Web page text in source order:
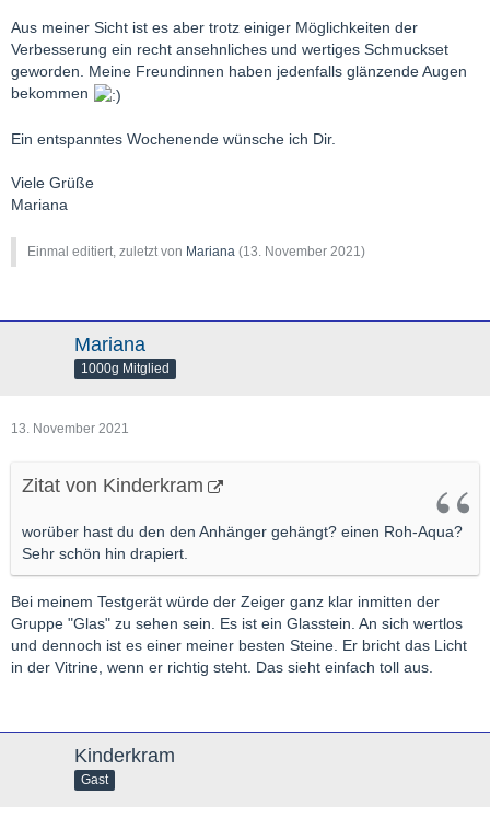
Aus meiner Sicht ist es aber trotz einiger Möglichkeiten der
Verbesserung ein recht ansehnliches und wertiges Schmuckset
geworden. Meine Freundinnen haben jedenfalls glänzende Augen
bekommen
Ein entspanntes Wochenende wünsche ich Dir.
Viele Grüße
Mariana
Einmal editiert, zuletzt von Mariana (13. November 2021 )
Mariana
1000g Mitglied
13. November 2021
Zitat von Kinderkram
worüber hast du den den Anhänger gehängt? einen Roh-Aqua?
Sehr schön hin drapiert.
Bei meinem Testgerät würde der Zeiger ganz klar inmitten der
Gruppe "Glas" zu sehen sein. Es ist ein Glasstein. An sich wertlos
und dennoch ist es einer meiner besten Steine. Er bricht das Licht
in der Vitrine, wenn er richtig steht. Das sieht einfach toll aus.
Kinderkram
Gast